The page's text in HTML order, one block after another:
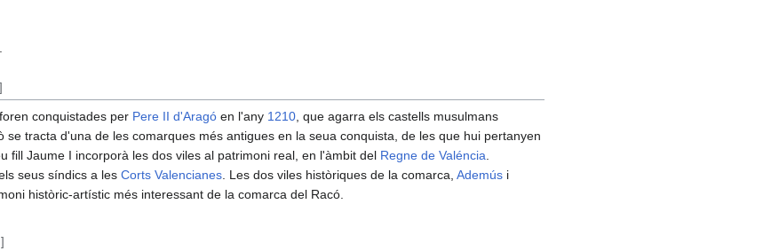
]
foren conquistades per Pere II d'Aragó en l'any 1210 , que agarra els castells musulmans
se tracta d'una de les comarques més antigues en la seua conquista, de les que hui pertanyen
fill Jaume I incorporà les dos viles al patrimoni real, en l'àmbit del Regne de Valéncia
seus síndics a les Corts Valencianes . Les dos viles històriques de la comarca, Ademús i
històric-artístic més interessant de la comarca del Racó.
]